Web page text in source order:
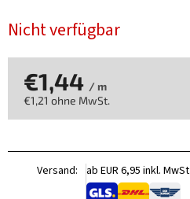
Nicht verfügbar
€1,44 / m
€1,21 ohne MwSt.
Versand: ab EUR 6,95 inkl. MwSt.